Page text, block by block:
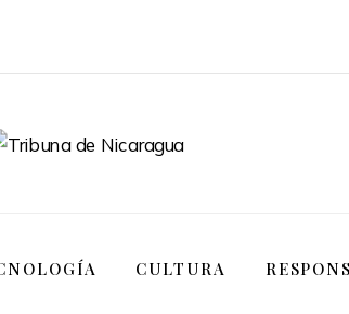
CULTURA